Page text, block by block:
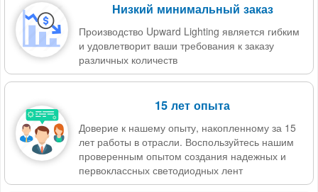
Низкий минимальный заказ
Производство Upward Lighting является гибким
и удовлетворит ваши требования к заказу
различных количеств
15 лет опыта
Доверие к нашему опыту, накопленному за 15
лет работы в отрасли. Воспользуйтесь нашим
проверенным опытом создания надежных и
первоклассных светодиодных лент